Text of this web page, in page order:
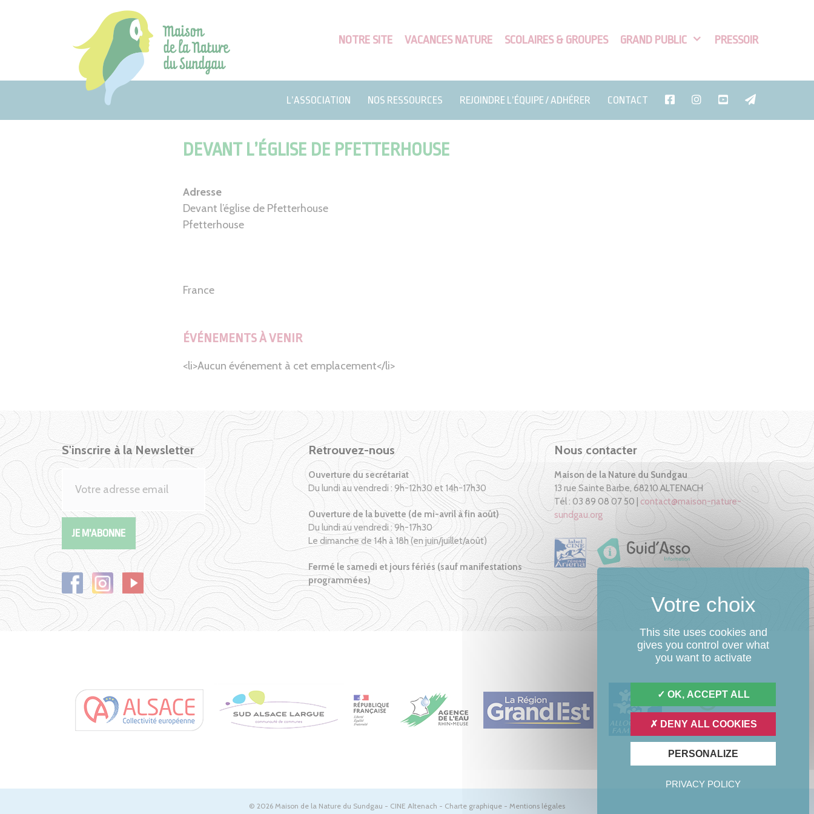
NOTRE SITE VACANCES NATURE SCOLAIRES & GROUPES GRAND PUBLIC PRESSOIR
L’ASSOCIATION NOS RESSOURCES REJOINDRE L’ÉQUIPE / ADHÉRER CONTACT
DEVANT L’ÉGLISE DE PFETTERHOUSE
Adresse
Devant l’église de Pfetterhouse
Pfetterhouse
France
ÉVÉNEMENTS À VENIR
<li>Aucun événement à cet emplacement</li>
S'inscrire à la Newsletter Retrouvez-nous
Ouverture du secrétariat
Du lundi au vendredi : 9h-12h30 et 14h-17h30
Ouverture de la buvette (de mi-avril à fin août)
Du lundi au vendredi : 9h-17h30
Le dimanche de 14h à 18h (en juin/juillet/août)
Fermé le samedi et jours fériés (sauf manifestations
programmées)
Nous contacter
Maison de la Nature du Sundgau
13 rue Sainte Barbe, 68210 ALTENACH
Tél : 03 89 08 07 50 | contact@maison-nature-
sundgau.org
© 2026 Maison de la Nature du Sundgau - CINE Altenach - Charte graphique - Mentions légales
This site uses cookies and
gives you control over what
you want to activate
OK, ACCEPT ALL
DENY ALL COOKIES
PERSONALIZE
PRIVACY POLICY